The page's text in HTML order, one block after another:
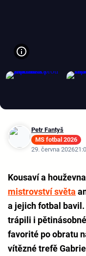
Petr Fantyš
MS fotbal 2026
29. června 2026
Kousaví a
mistrovství světa
a jejich fotbal
trápili i
favorité po obratu
vítězné trefě